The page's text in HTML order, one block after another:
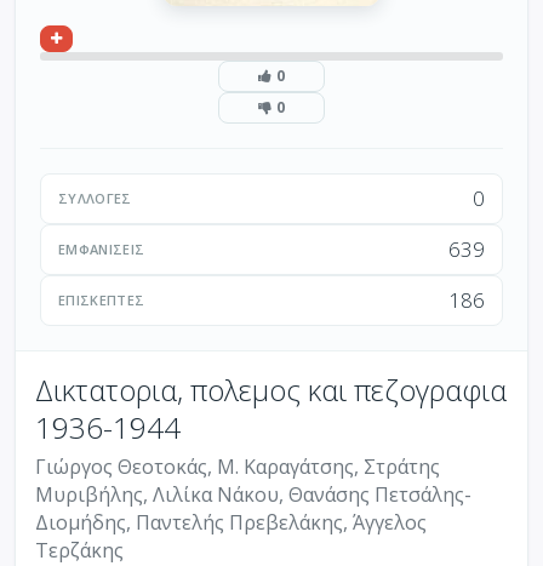
0
0
ΣΥΛΛΟΓΈΣ 0
ΕΜΦΑΝΊΣΕΙΣ 639
ΕΠΙΣΚΈΠΤΕΣ 186
Δικτατορια, πολεμος και πεζογραφια
1936-1944
Γιώργος Θεοτοκάς, Μ. Καραγάτσης, Στράτης
Μυριβήλης, Λιλίκα Νάκου, Θανάσης Πετσάλης-
Διομήδης, Παντελής Πρεβελάκης, Άγγελος
Τερζάκης